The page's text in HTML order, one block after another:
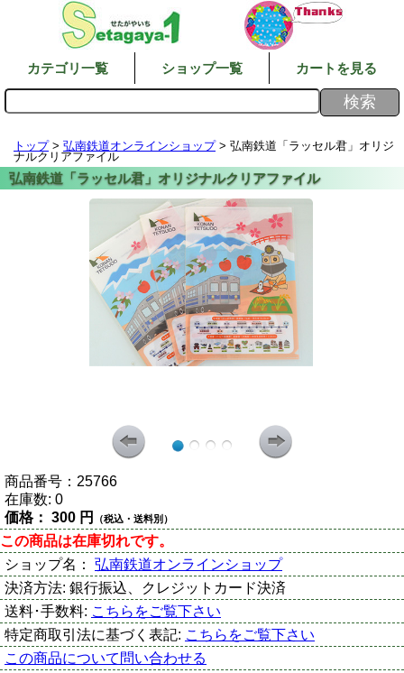
カテゴリ一覧 ショップ一覧 カートを見る
トップ> 弘南鉄道オンラインショップ> 弘南鉄道「ラッセル君」オリジ
ナルクリアファイル
商品番号： 25766
在庫数: 0
価格： 300 円 （税込・送料別）
この商品は在庫切れです。
ショップ名： 弘南鉄道オンラインショップ
決済方法: 銀行振込、クレジットカード決済
送料･手数料: こちらをご覧下さい
特定商取引法に基づく表記: こちらをご覧下さい
この商品について問い合わせる